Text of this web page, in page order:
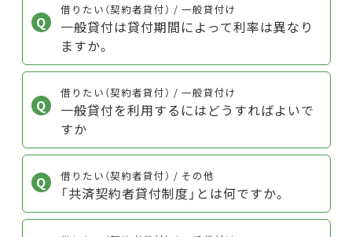
借りたい（契約者貸付） / 一般貸付け
一般貸付は貸付期間によって利率は異なり
ますか。
借りたい（契約者貸付） / 一般貸付け
一般貸付を利用するにはどうすればよいで
すか
借りたい（契約者貸付） / その他
「共済契約者貸付制度」とは何ですか。